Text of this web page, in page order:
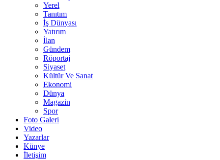
Yerel
Tanıtım
İş Dünyası
Yatırım
İlan
Gündem
Röportaj
Siyaset
Kültür Ve Sanat
Ekonomi
Dünya
Magazin
Spor
Foto Galeri
Video
Yazarlar
Künye
İletişim